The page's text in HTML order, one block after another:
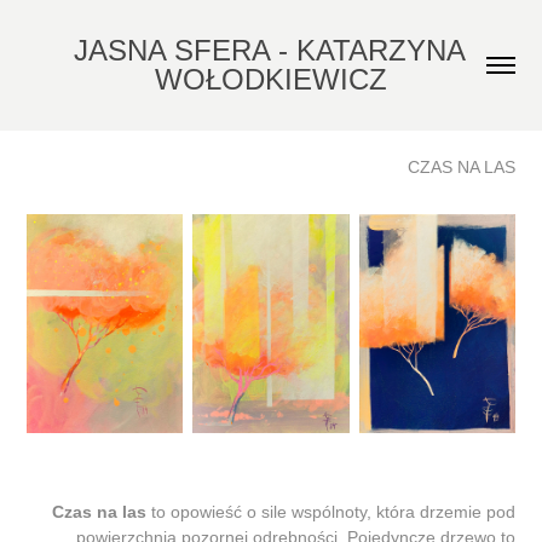
JASNA SFERA - KATARZYNA
WOŁODKIEWICZ
CZAS NA LAS
Czas na las to opowieść o sile wspólnoty, która drzemie pod
powierzchnią pozornej odrębności. Pojedyncze drzewo to